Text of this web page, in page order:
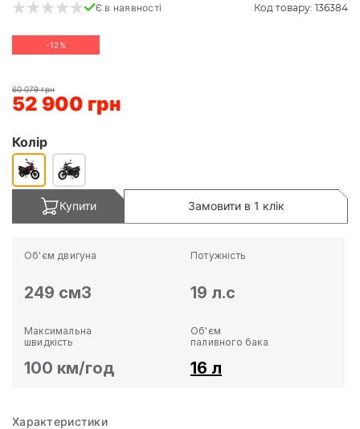
Є в наявності Код товару: 136384
-12%
60 079 грн
52 900 грн
Колір
Купити Замовити в 1 клік
Об'єм двигуна
249 см3
Потужність
19 л.с
Максимальна
швидкість
100 км/год
Об'єм
паливного бака
16 л
Характеристики